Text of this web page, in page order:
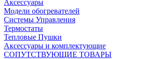
Аксессуары
Модели обогревателей
Системы Управления
Термостаты
Тепловые Пушки
Аксессуары и комплектующие
СОПУТСТВУЮЩИЕ ТОВАРЫ